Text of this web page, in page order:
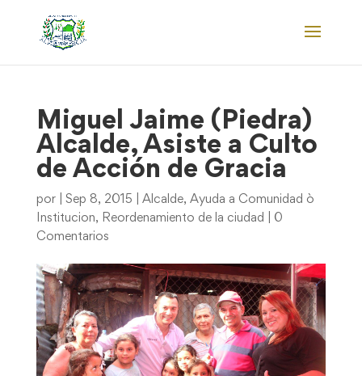
Miguel Jaime (Piedra)
Alcalde, Asiste a Culto
de Acción de Gracia
por Sep 8, 2015 Alcalde, Ayuda a Comunidad ò
Institucion, Reordenamiento de la ciudad
0
Comentarios